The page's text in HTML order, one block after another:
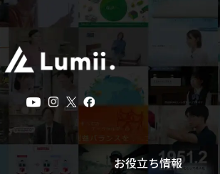
お役立ち情報